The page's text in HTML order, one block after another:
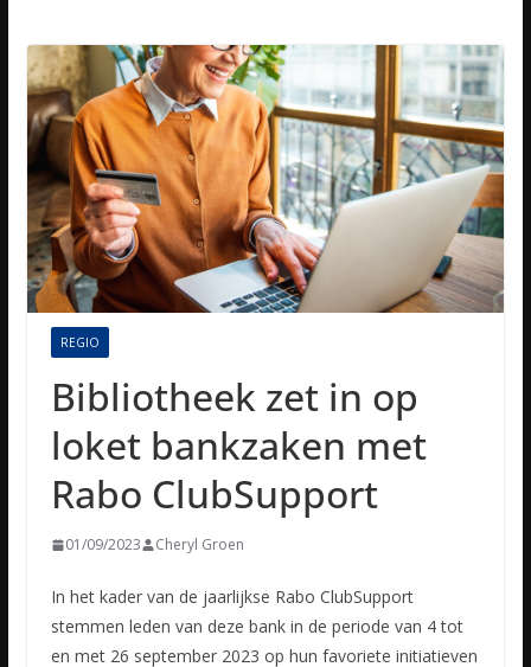
REGIO
Bibliotheek zet in op
loket bankzaken met
Rabo ClubSupport
01/09/2023 Cheryl Groen
In het kader van de jaarlijkse Rabo ClubSupport
stemmen leden van deze bank in de periode van 4 tot
en met 26 september 2023 op hun favoriete initiatieven